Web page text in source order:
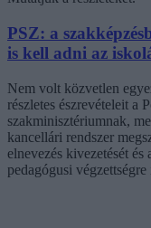
PSZ: a
is kell adni az
Nem volt közvetlen
részletes észrevételeit a
szakminisztériumnak,
kancellári rendszer
elnevezés kivezetését
pedagógusi